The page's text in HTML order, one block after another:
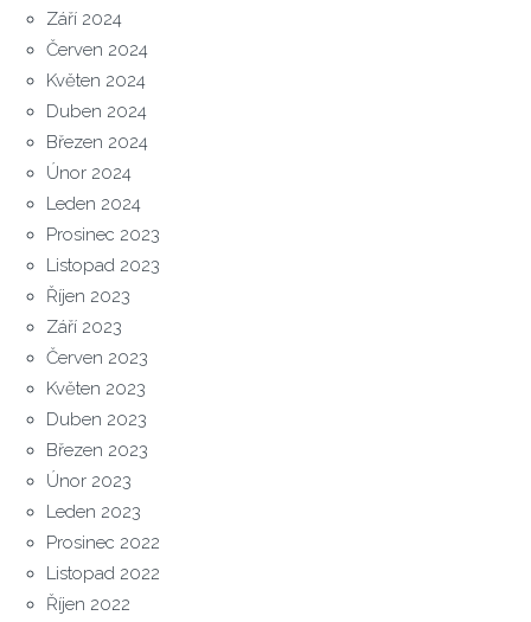
Září 2024
Červen 2024
Květen 2024
Duben 2024
Březen 2024
Únor 2024
Leden 2024
Prosinec 2023
Listopad 2023
Říjen 2023
Září 2023
Červen 2023
Květen 2023
Duben 2023
Březen 2023
Únor 2023
Leden 2023
Prosinec 2022
Listopad 2022
Říjen 2022